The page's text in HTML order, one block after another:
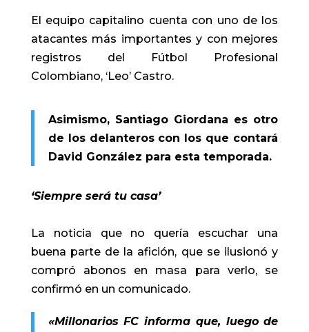
El equipo capitalino cuenta con uno de los
atacantes más importantes y con mejores
registros del Fútbol Profesional
Colombiano, ‘Leo’ Castro.
Asimismo, Santiago Giordana es otro
de los delanteros con los que contará
David González para esta temporada.
‘Siempre será tu casa’
La noticia que no quería escuchar una
buena parte de la afición, que se ilusionó y
compró abonos en masa para verlo, se
confirmó en un comunicado.
«Millonarios FC informa que, luego de